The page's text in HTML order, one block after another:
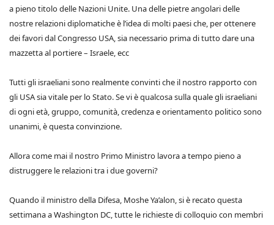
a pieno titolo delle Nazioni Unite. Una delle pietre angolari delle
nostre relazioni diplomatiche è l’idea di molti paesi che, per ottenere
dei favori dal Congresso USA, sia necessario prima di tutto dare una
mazzetta al portiere – Israele, ecc
Tutti gli israeliani sono realmente convinti che il nostro rapporto con
gli USA sia vitale per lo Stato. Se vi è qualcosa sulla quale gli israeliani
di ogni età, gruppo, comunità, credenza e orientamento politico sono
unanimi, è questa convinzione.
Allora come mai il nostro Primo Ministro lavora a tempo pieno a
distruggere le relazioni tra i due governi?
Quando il ministro della Difesa, Moshe Ya’alon, si è recato questa
settimana a Washington DC, tutte le richieste di colloquio con membri